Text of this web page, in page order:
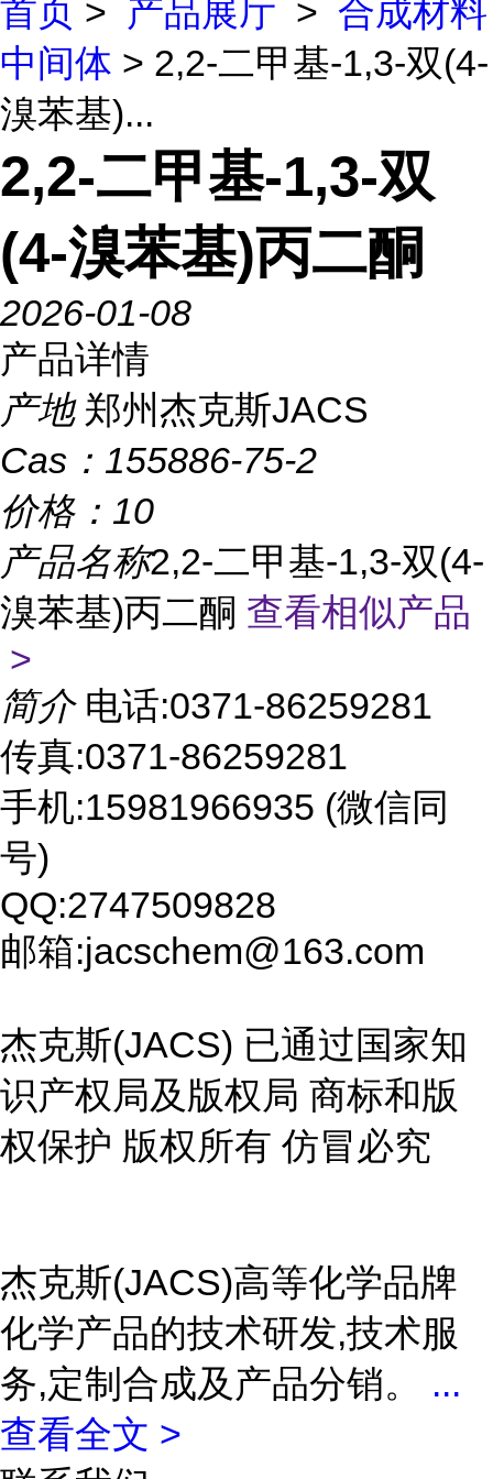
首页 > 产品展厅 > 合成材料
中间体 > 2,2-二甲基-1,3-双(4-
溴苯基)...
2,2-二甲基-1,3-双
(4-溴苯基)丙二酮
2026-01-08
产品详情
产地 郑州杰克斯JACS
Cas： 155886-75-2
价格： 10
产品名称2,2-二甲基-1,3-双(4-
溴苯基)丙二酮 查看相似产品
>
简介 电话:0371-86259281
传真:0371-86259281
手机:15981966935 (微信同
号)
QQ:2747509828
邮箱:jacschem@163.com
杰克斯(JACS) 已通过国家知
识产权局及版权局 商标和版
权保护 版权所有 仿冒必究
杰克斯(JACS)高等化学品牌
化学产品的技术研发,技术服
务,定制合成及产品分销。 ...
查看全文 >